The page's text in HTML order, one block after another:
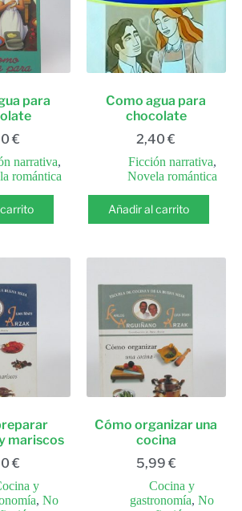
para
€
narrativa,
romántica
Como agua para
chocolate
2,40€
Ficción narrativa,
Novela romántica
Añadir al carrito
mariscos
€
y
,No
Cómo organizar una
cocina
5,99 €
Cocina y
gastronomía,No